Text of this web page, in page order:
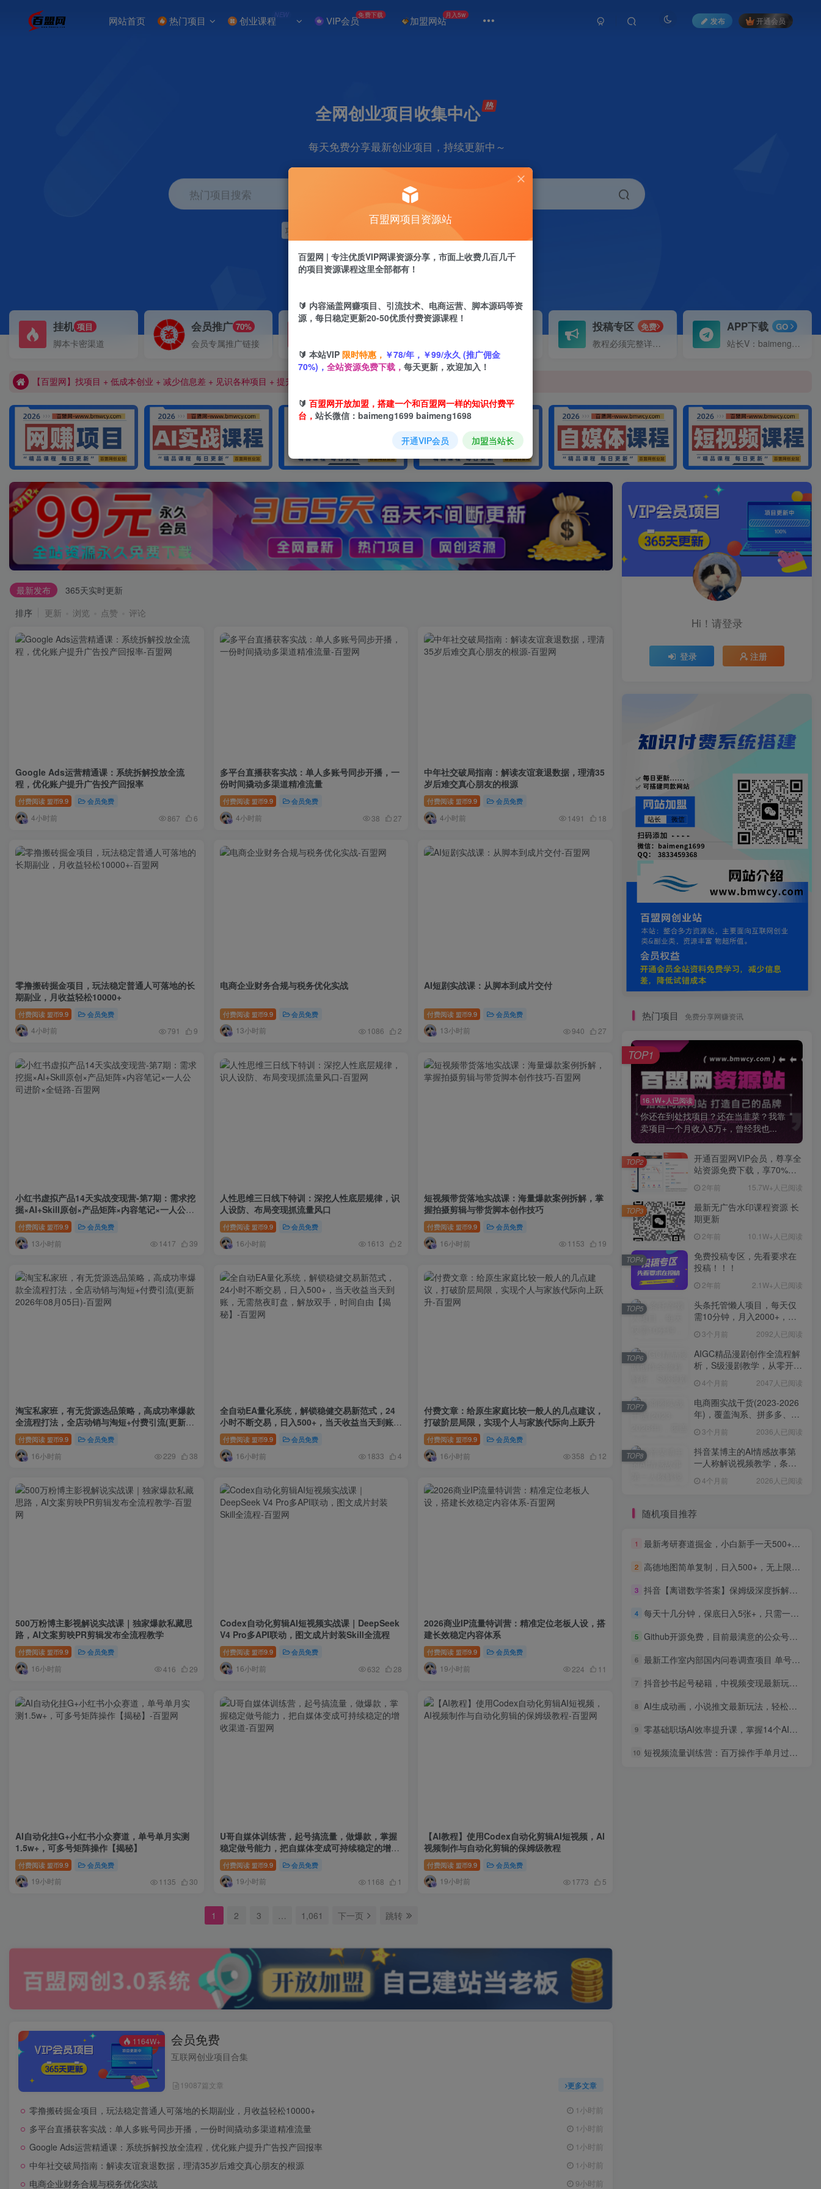
网站首页 热门项目 创业课程NEW VIP会员免费下载 加盟网站月入5w
发布 开通会员
全网创业项目收集中心
每天免费分享最新创业项目，持续更新中～
热门项目搜索
项目 自媒体
挂机 项目
脚本卡密渠道
会员推广 70%
会员专属推广链接
开通VIP 抢先 加盟站长 投稿专区 免费
教程必须完整详细！
APP下载 GO
站长V：baimeng1699
加入百盟网VIP，2025年带你闷声赚大钱，轻松月赚1000，10000，100000+，甚至更多
【百盟网】找项目 + 低成本创业 + 减少信息差 + 见识各种项目 + 提升网创认知。
加入百盟网VIP，2025年带你闷声赚大钱，轻松月赚1000，10000，100000+，甚至更多
【百盟网】找项目 + 低成本创业 + 减少信息差 + 见识各种项目 + 提升网创认知。
最新发布
365天实时更新
排序
更新 浏览 点赞 评论
Google Ads运营精通课：系统拆解投放全流
程，优化账户提升广告投产回报率
付费阅读 盟币9.9 会员免费
4小时前 867 6
多平台直播获客实战：单人多账号同步开播，一
份时间撬动多渠道精准流量
付费阅读 盟币9.9 会员免费
4小时前 38 27
中年社交破局指南：解读友谊衰退数据，理清35
岁后难交真心朋友的根源
付费阅读 盟币9.9 会员免费
4小时前 1491 18
零撸搬砖掘金项目，玩法稳定普通人可落地的长
期副业，月收益轻松10000+
付费阅读 盟币9.9 会员免费
4小时前 791 9
电商企业财务合规与税务优化实战
付费阅读 盟币9.9 会员免费
13小时前 1086 2
AI短剧实战课：从脚本到成片交付
付费阅读 盟币9.9 会员免费
13小时前 940 27
小红书虚拟产品14天实战变现营-第7期：需求挖
掘×AI+Skill原创×产品矩阵×内容笔记×一人公司
进阶×全链路
付费阅读 盟币9.9 会员免费
13小时前 1417 39
人性思维三日线下特训：深挖人性底层规律，识
人设防、布局变现抓流量风口
付费阅读 盟币9.9 会员免费
16小时前 1613 2
短视频带货落地实战课：海量爆款案例拆解，掌
握拍摄剪辑与带货脚本创作技巧
付费阅读 盟币9.9 会员免费
16小时前 1153 19
淘宝私家班，有无货源选品策略，高成功率爆款
全流程打法，全店动销与淘短+付费引流(更新
2026年08月05日)
付费阅读 盟币9.9 会员免费
16小时前 229 38
全自动EA量化系统，解锁稳健交易新范式，24
小时不断交易，日入500+，当天收益当天到账，
无需熬夜盯盘，解放双手，时间自由【揭秘】
付费阅读 盟币9.9 会员免费
16小时前 1833 4
付费文章：给原生家庭比较一般人的几点建议，
打破阶层局限，实现个人与家族代际向上跃升
付费阅读 盟币9.9 会员免费
16小时前 358 12
500万粉博主影视解说实战课｜独家爆款私藏思
路，AI文案剪映PR剪辑发布全流程教学
付费阅读 盟币9.9 会员免费
16小时前 416 29
Codex自动化剪辑AI短视频实战课｜DeepSeek
V4 Pro多API联动，图文成片封装Skill全流程
付费阅读 盟币9.9 会员免费
16小时前 632 28
2026商业IP流量特训营：精准定位老板人设，搭
建长效稳定内容体系
付费阅读 盟币9.9 会员免费
19小时前 224 11
AI自动化挂G+小红书小众赛道，单号单月实测
1.5w+，可多号矩阵操作【揭秘】
付费阅读 盟币9.9 会员免费
19小时前 1135 30
U哥自媒体训练营，起号搞流量，做爆款，掌握
稳定做号能力，把自媒体变成可持续稳定的增收
渠道
付费阅读 盟币9.9 会员免费
19小时前 1168 1
【AI教程】使用Codex自动化剪辑AI短视频，AI
视频制作与自动化剪辑的保姆级教程
付费阅读 盟币9.9 会员免费
19小时前 1773 5
1 2 3 … 1,061 下一页 跳转
1164W+ 会员免费
互联网创业项目合集
19087篇文章 更多文章
零撸搬砖掘金项目，玩法稳定普通人可落地的长期副业，月收益轻松10000+ 1小时前
多平台直播获客实战：单人多账号同步开播，一份时间撬动多渠道精准流量 1小时前
Google Ads运营精通课：系统拆解投放全流程，优化账户提升广告投产回报率 1小时前
中年社交破局指南：解读友谊衰退数据，理清35岁后难交真心朋友的根源 1小时前
电商企业财务合规与税务优化实战 9小时前
Hi！请登录
登录 注册
热门项目 免费分享网赚资讯
16.1W+人已阅读
你还在到处找项目？还在当韭菜？我靠
卖项目一个月收入5万+，曾经我也...
TOP1
开通百盟网VIP会员，尊享全
站资源免费下载，享70%的
惠】2年前 15.7W+人已阅读
TOP2
最新无广告水印课程资源 长
期更新
2年前 10.1W+人已阅读
TOP3
免费投稿专区，先看要求在
投稿！！！
2年前 2.1W+人已阅读
TOP4
头条托管懒人项目，每天仅
需10分钟，月入2000+，纯
【揭秘】
3个月前 2092人已阅读
TOP5
AIGC精品漫剧创作全流程解
析，S级漫剧教学，从零开始
4个月前 2047人已阅读
TOP6
电商圈实战干货(2023-2026
年)，覆盖淘系、拼多多、抖
电商人避开坑、提效率、稳
盈利(更新4月)
3个月前 2036人已阅读
TOP7
抖音某博主的AI情感故事第
一人称解说视频教学，条条
4个月前 2026人已阅读
TOP8
随机项目推荐
1 最新考研赛道掘金，小白新手一天500+，学历低也能做，超详细教学，副业首选！（附完整资料）
2 高德地图简单复制，日入500+，无上限，操作两分钟就能有近10元的收益，
3 抖音【离谱数学答案】保姆级深度拆解教程，制作门槛巨低，每条内容都能轻松冲万赞，附详细步骤
4 每天十几分钟，保底日入5张+，只需一部手机，26年强推项目【揭秘】
5 Github开源免费，目前最满意的公众号排版工具！支持实时预览，排版超美观且带表情包管理功能
6 最新工作室内部国内问卷调查项目 单号轻松30+多号多撸【详细教程】
7 抖音抄书起号秘籍，中视频变现最新玩法，日入500+的保姆级教程！
8 AI生成动画，小说推文最新玩法，轻松日入1000+
9 零基础职场AI效率提升课，掌握14个AI技巧，显著提升工作效率
10 短视频流量训练营：百万操作手单月过千万的项目：抖音变现王中王 能力超强
百盟网项目资源站
百盟网 | 专注优质VIP网课资源分享，市面上收费几百几千
的项目资源课程这里全部都有！
🔰 内容涵盖网赚项目、引流技术、电商运营、脚本源码等资
源，每日稳定更新20-50优质付费资源课程！
🔰 本站VIP 限时特惠， ￥78/年，￥99/永久 (推广佣金
70%)， 全站资源免费下载， 每天更新，欢迎加入！
🔰 百盟网开放加盟，搭建一个和百盟网一样的知识付费平
台， 站长微信：baimeng1699 baimeng1698
开通VIP会员 加盟当站长